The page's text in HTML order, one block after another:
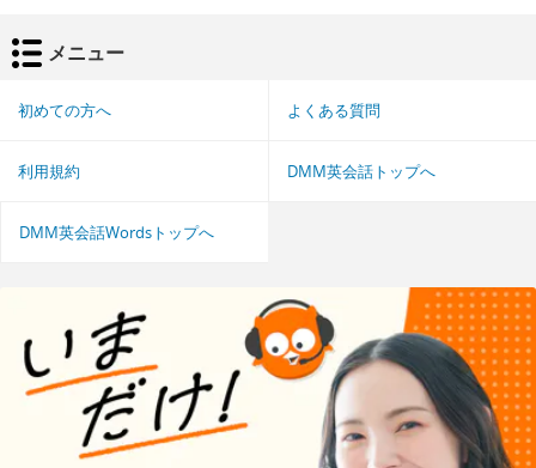
メニュー
初めての方へ よくある質問
利用規約 DMM英会話トップへ
DMM英会話Wordsトップへ